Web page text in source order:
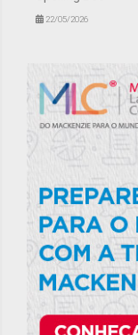
22/05/2026